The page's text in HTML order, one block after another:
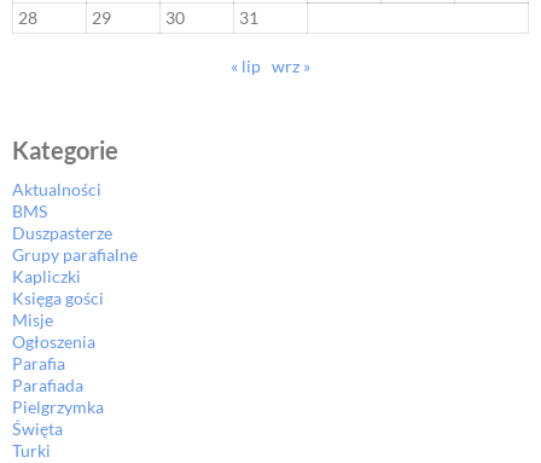
28
29 30 31
« lip wrz »
Kategorie
Aktualności
BMS
Duszpasterze
Grupy parafialne
Kapliczki
Księga gości
Misje
Ogłoszenia
Parafia
Parafiada
Pielgrzymka
Święta
Turki